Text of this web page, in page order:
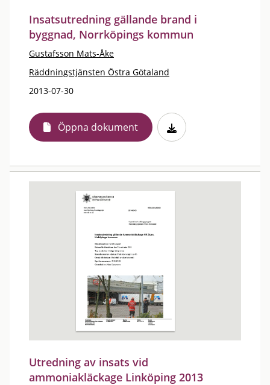
Insatsutredning gällande brand i
byggnad, Norrköpings kommun
Gustafsson Mats-Åke
Räddningstjänsten Östra Götaland
2013-07-30
Öppna dokument
Utredning av insats vid
ammoniakläckage Linköping 2013